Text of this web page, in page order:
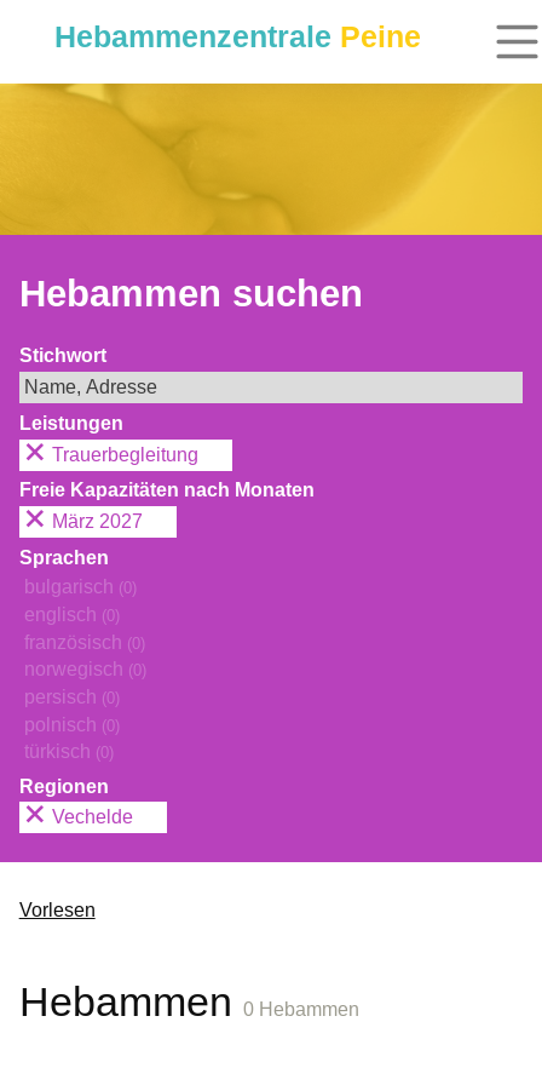
Hebammenzentrale Peine
Hebammen suchen
Stichwort
Leistungen
Trauerbegleitung
Freie Kapazitäten nach Monaten
März 2027
Sprachen
bulgarisch (0)
englisch (0)
französisch (0)
norwegisch (0)
persisch (0)
polnisch (0)
türkisch (0)
Regionen
Vechelde
Vorlesen
Hebammen 0 Hebammen